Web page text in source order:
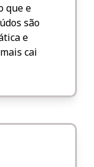
que e
são
e
cai